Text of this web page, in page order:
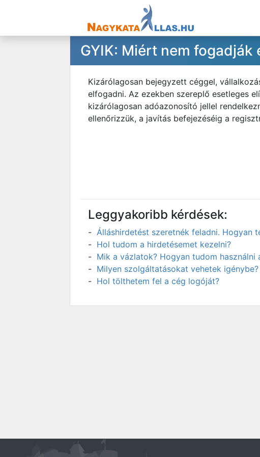
GYIK: Miért nem fogadják
Kizárólagosan bejegyzett céggel,
elfogadni. Az ezekben szereplő esetleges
kizárólagosan adóazonosító jellel
ellenőrizzük, a javítás befejezéséig a
Leggyakoribb kérdések:
Álláshirdetést szeretnék feladni. Hogyan
Hol tudom a hirdetésemet kezelni?
Mik a vázlatok? Hogyan tudom használni
Milyen szolgáltatásokat vehetek igénybe?
Hol tölthetem fel a cég logóját?